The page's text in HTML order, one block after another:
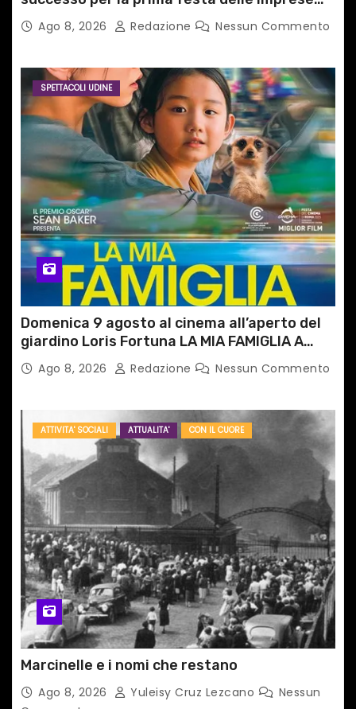
del territorio
Ago 8, 2026 Redazione Nessun Commento
SPETTACOLI UDINE
Domenica 9 agosto al cinema all’aperto del
giardino Loris Fortuna LA MIA FAMIGLIA A
TAIPEIAgo 8, 2026 Redazione Nessun Commento
ATTIVITA' SOCIALI ATTUALITA' CON IL CUORE
Marcinelle e i nomi che restano
Ago 8, 2026 Yuleisy Cruz Lezcano
Nessun